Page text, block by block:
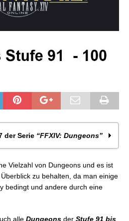
der Serie “FFXIV: Dungeons”
15 – 50)
51 – 60)
61 – 70)
81 – 90)
Vielzahl von Dungeons und es ist
zu behalten, da man einige
bedingt und andere durch eine
alle Dungeons der Stufe 91 bis